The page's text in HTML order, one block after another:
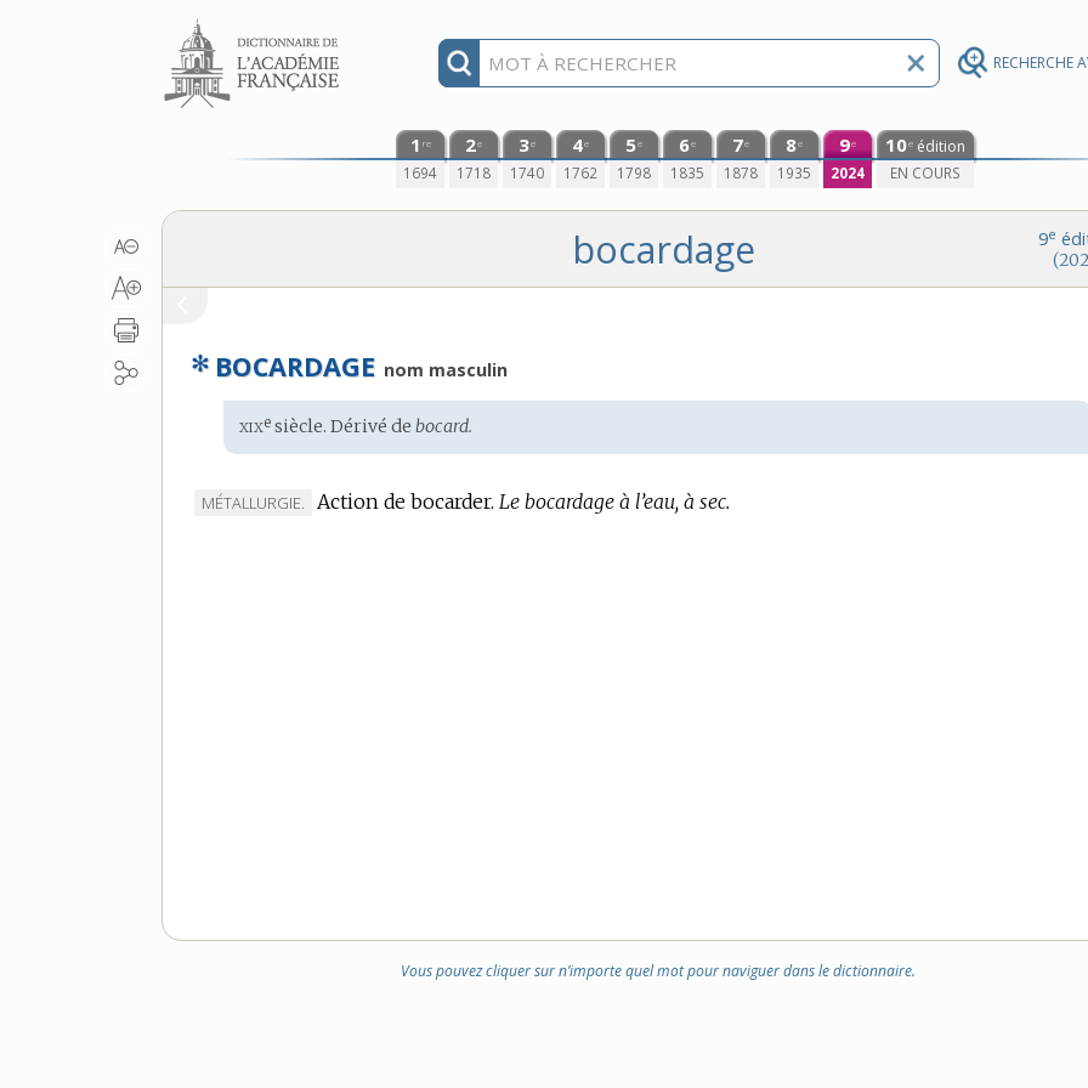
RECHERCHE
Aller au contenu
1 re
1694
2e
1718
3e
1740
4e
1762
5e
1798
6e
1835
7e
1878
8e
1935
9e
2024
10e édition
EN COURS
9e
bocardage
✻ BOCARDAGE nom masculin
Étymologie
:
xixe siècle. Dérivé debocard.
MARQUE
MÉTALLURGIE. Action de bocarder. Le bocardage à l’eau, à sec.
Vous pouvez cliquer sur n’importe quel mot pour naviguer dans le dictionnaire.